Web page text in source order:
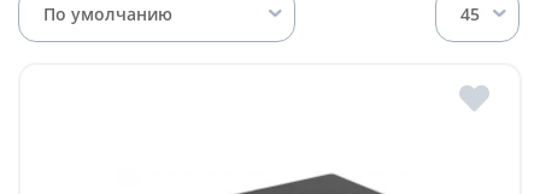
По умолчанию 45